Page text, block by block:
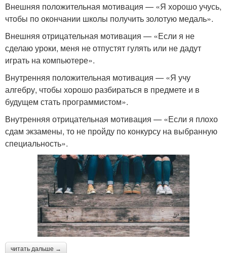
Внешняя положительная мотивация — «Я хорошо учусь,
чтобы по окончании школы получить золотую медаль».
Внешняя отрицательная мотивация — «Если я не
сделаю уроки, меня не отпустят гулять или не дадут
играть на компьютере».
Внутренняя положительная мотивация — «Я учу
алгебру, чтобы хорошо разбираться в предмете и в
будущем стать программистом».
Внутренняя отрицательная мотивация — «Если я плохо
сдам экзамены, то не пройду по конкурсу на выбранную
специальность».
читать дальше →